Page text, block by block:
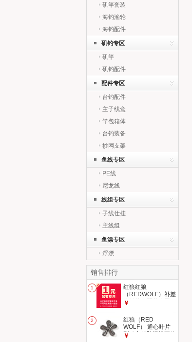
矶竿套装
海钓渔轮
海钓配件
矶钓专区
矶竿
矶钓配件
配件专区
台钓配件
主子线盒
竿包箱体
台钓装备
抄网支架
鱼线专区
PE线
尼龙线
线组专区
子线仕挂
主线组
鱼漂专区
浮漂
销售排行
1
红狼红狼
（REDWOLF）补差
价链接，配节专用，
单 拍多少钱，就拍
多少件
￥
2
红狼（RED
WOLF） 通心叶片
型鸡心铅坠远投不伤
￥